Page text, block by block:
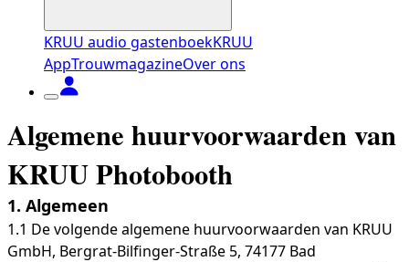
KRUU audio gastenboekKRUU
AppTrouwmagazineOver ons
Algemene huurvoorwaarden van
KRUU Photobooth
1. Algemeen
1.1 De volgende algemene huurvoorwaarden van KRUU
GmbH, Bergrat-Bilfinger-Straße 5, 74177 Bad